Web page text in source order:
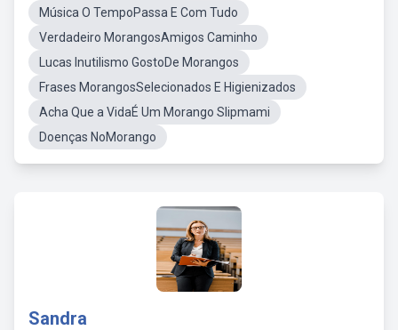
Música O TempoPassa E Com Tudo
Verdadeiro MorangosAmigos Caminho
Lucas Inutilismo GostoDe Morangos
Frases MorangosSelecionados E Higienizados
Acha Que a VidaÉ Um Morango Slipmami
Doenças NoMorango
Sandra